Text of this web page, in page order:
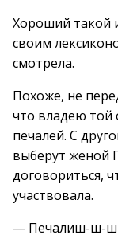
Хороший такой
своим
смотрела.
Похоже, не
что владею той
печалей. С
выберут женой
договориться,
участвовала.
— Печалиш-ш-